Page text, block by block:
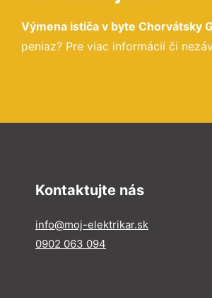
Výmena ističa v byte Chorvátsky
peniaz? Pre viac informácií či
Kontaktujte nás
info@moj-elektrikar.sk
0902 063 094